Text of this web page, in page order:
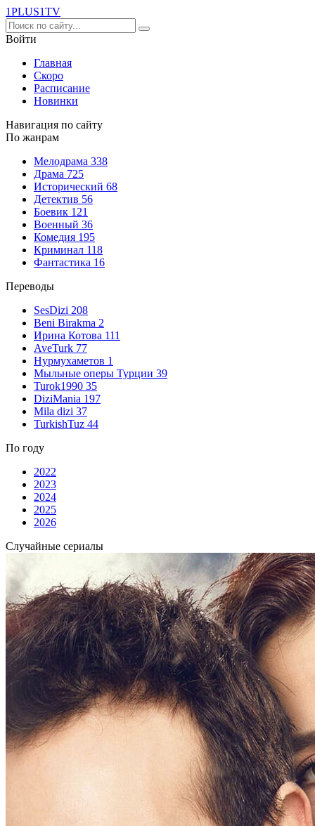
1PLUS1TV
Войти
Главная
Скоро
Расписание
Новинки
Навигация по сайту
По жанрам
Мелодрама 338
Драма 725
Исторический 68
Детектив 56
Боевик 121
Военный 36
Комедия 195
Криминал 118
Фантастика 16
Переводы
SesDizi 208
Beni Birakma 2
Ирина Котова 111
AveTurk 77
Нурмухаметов 1
Мыльные оперы Турции 39
Turok1990 35
DiziMania 197
Mila dizi 37
TurkishTuz 44
По году
2022
2023
2024
2025
2026
Случайные сериалы